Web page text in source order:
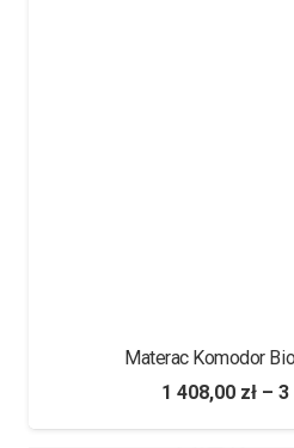
Materac Komodor
1 408,00 zł – 3